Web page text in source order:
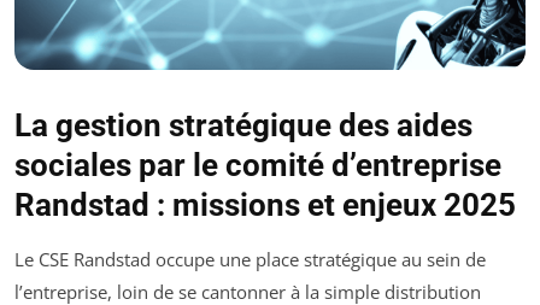
La gestion stratégique des aides
sociales par le comité d’entreprise
Randstad : missions et enjeux 2025
Le CSE Randstad occupe une place stratégique au sein de
l’entreprise, loin de se cantonner à la simple distribution